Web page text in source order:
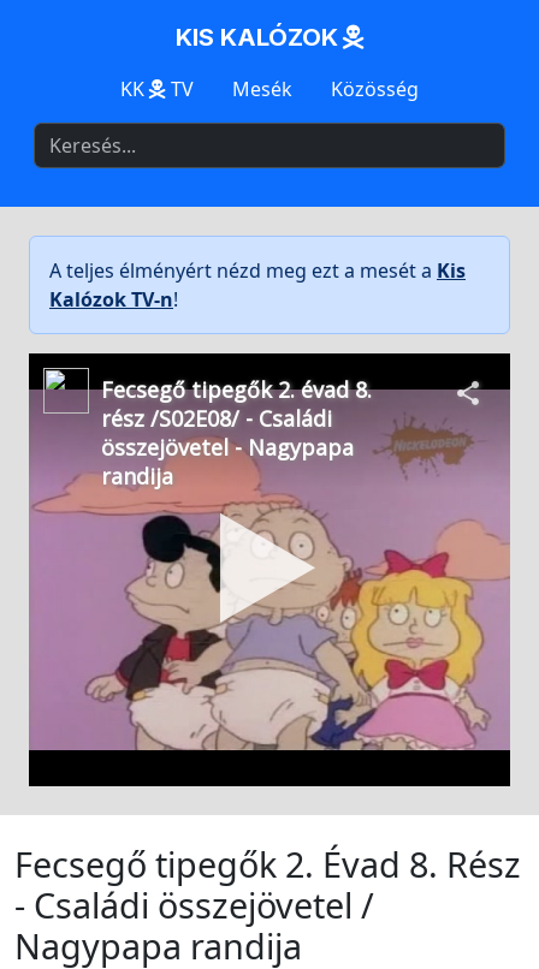
KIS KALÓZOK
KK TV Mesék Közösség
A teljes élményért nézd meg ezt a mesét a Kis
Kalózok TV-n!
Fecsegő tipegők 2. Évad 8. Rész
- Családi összejövetel /
Nagypapa randija